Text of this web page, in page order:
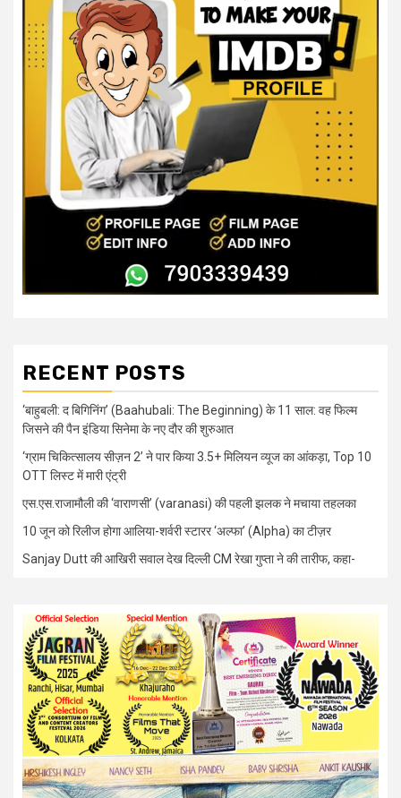
RECENT POSTS
‘बाहुबली: द बिगिनिंग’ (Baahubali: The Beginning) के 11 साल: वह फिल्म
जिसने की पैन इंडिया सिनेमा के नए दौर की शुरुआत
‘ग्राम चिकित्सालय सीज़न 2’ ने पार किया 3.5+ मिलियन व्यूज का आंकड़ा, Top 10
OTT लिस्ट में मारी एंट्री
एस.एस.राजामौली की ‘वाराणसी’ (varanasi) की पहली झलक ने मचाया तहलका
10 जून को रिलीज होगा आलिया-शर्वरी स्टारर ‘अल्फा’ (Alpha) का टीज़र
Sanjay Dutt की आखिरी सवाल देख दिल्ली CM रेखा गुप्ता ने की तारीफ, कहा-